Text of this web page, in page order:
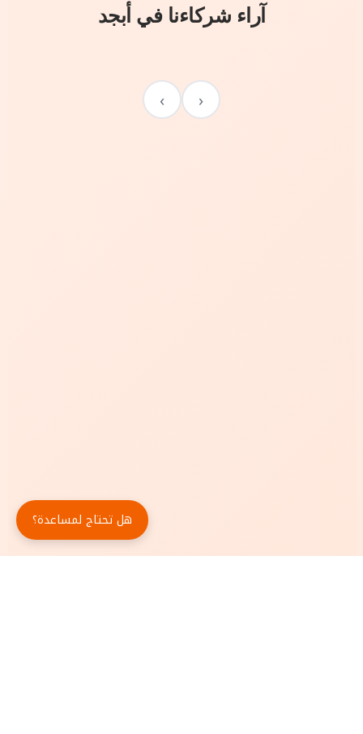
آراء شركاءنا في أبجد
‹
›
هل تحتاج لمساعدة؟